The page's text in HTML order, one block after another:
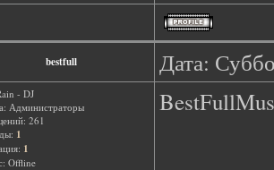
bestfull Дата:
- DJ
Администраторы
261
1
1
Offline